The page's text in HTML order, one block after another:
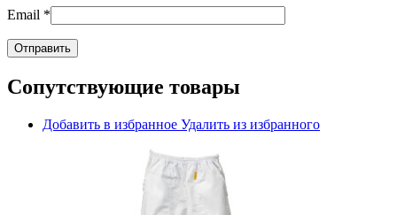
Email *
Сопутствующие товары
Добавить в избранное Удалить из избранного